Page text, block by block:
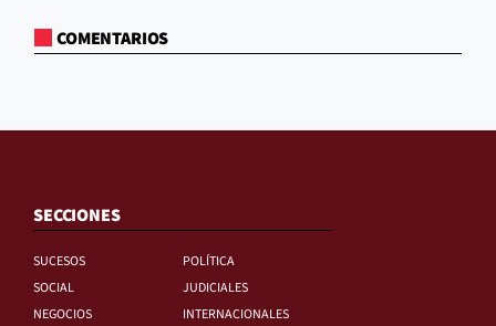
COMENTARIOS
SECCIONES
SUCESOS
POLÍTICA
SOCIAL
JUDICIALES
NEGOCIOS
INTERNACIONALES